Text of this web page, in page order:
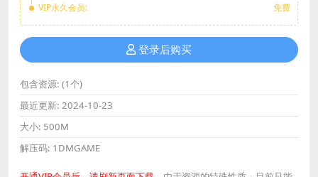
VIP永久会员:
免费
登录后购买
包含资源: (1个)
最近更新: 2024-10-23
大小: 500M
解压码: 1DMGAME